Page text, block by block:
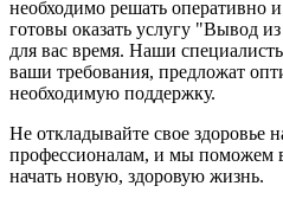
необходимо решать оперативно
готовы оказать услугу "Вывод
для вас время. Наши
ваши требования, предложат
необходимую поддержку.
Не откладывайте свое здоровье
профессионалам, и мы поможем
начать новую, здоровую жизнь.